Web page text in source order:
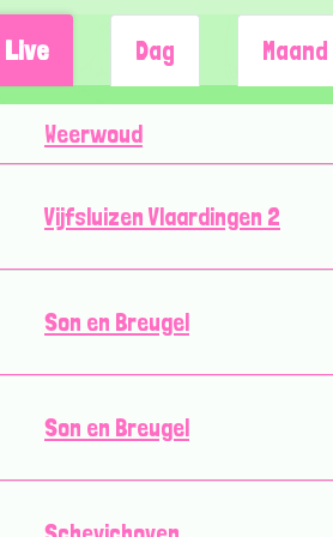
Live Dag Maand
Weerwoud
Vijfsluizen Vlaardingen 2
Son en Breugel
Son en Breugel